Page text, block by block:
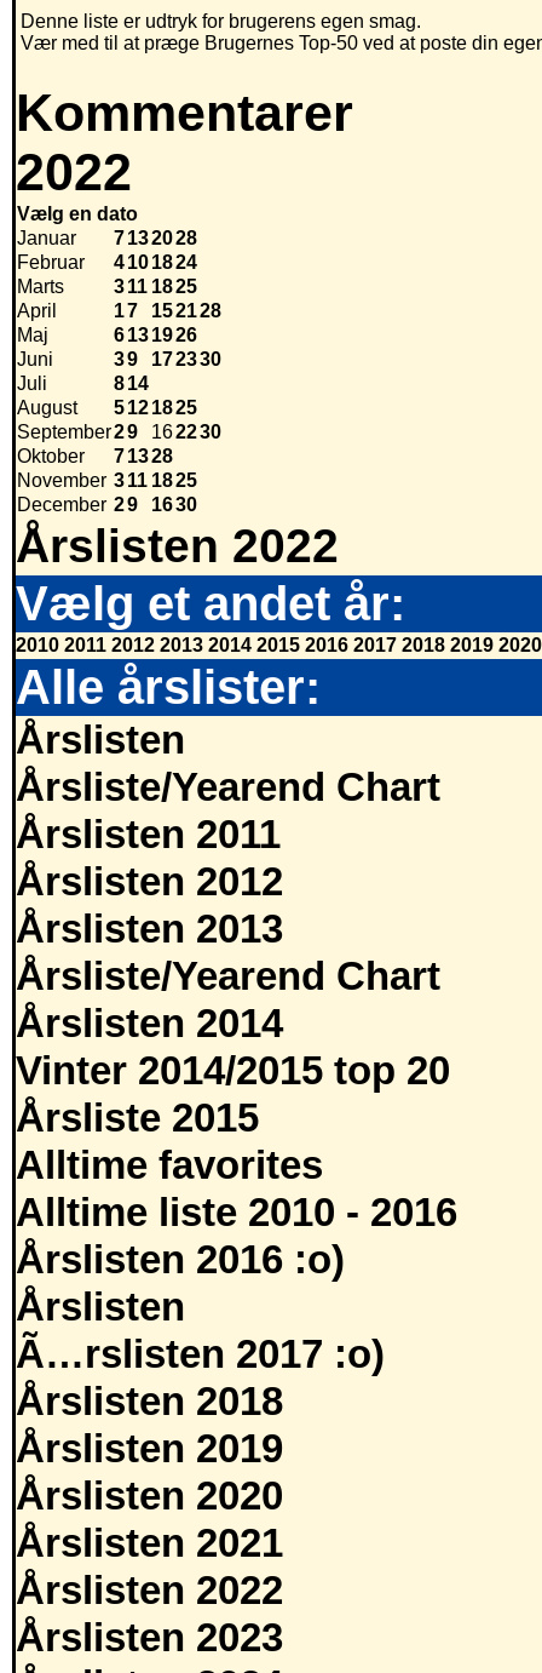
Denne liste er udtryk for brugerens egen smag.
Vær med til at præge Brugernes Top-50 ved at poste din
Kommentarer
2022
Vælg en dato
Januar
7132028
Februar
4101824
Marts
311 1825
April
17 152128
Maj
6131926
Juni
39 172330
Juli
814
August
5121825
September29 162230
Oktober
71328
November 311 1825
December 29 1630
Årslisten 2022
Vælg et andet år:
2010 2011 2012 2013 2014 2015 2016 2017 2018 2019 2020
Alle årslister:
Årslisten
Årsliste/Yearend Chart
Årslisten 2011
Årslisten 2012
Årslisten 2013
Årsliste/Yearend Chart
Årslisten 2014
Vinter 2014/2015 top 20
Årsliste 2015
Alltime favorites
Alltime liste 2010 - 2016
Årslisten 2016 :o)
Årslisten
Ã…rslisten 2017 :o)
Årslisten 2018
Årslisten 2019
Årslisten 2020
Årslisten 2021
Årslisten 2022
Årslisten 2023